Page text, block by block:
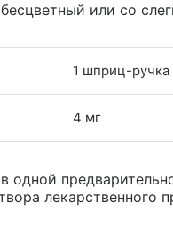
или со
1 шприц-
4 мг
в одной
лекарственного